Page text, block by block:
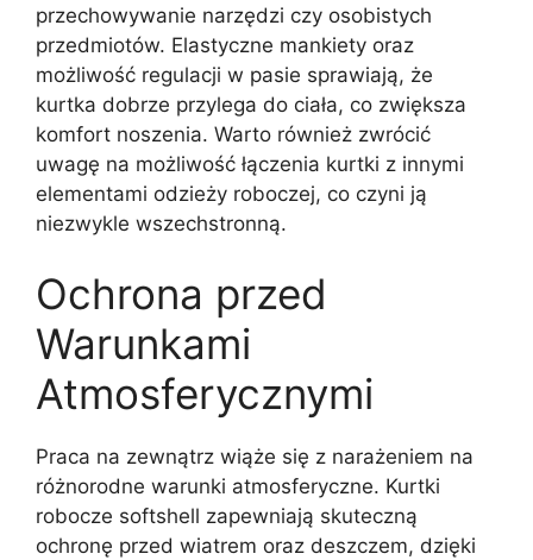
przechowywanie narzędzi czy osobistych
przedmiotów. Elastyczne mankiety oraz
możliwość regulacji w pasie sprawiają, że
kurtka dobrze przylega do ciała, co zwiększa
komfort noszenia. Warto również zwrócić
uwagę na możliwość łączenia kurtki z innymi
elementami odzieży roboczej, co czyni ją
niezwykle wszechstronną.
Ochrona przed
Warunkami
Atmosferycznymi
Praca na zewnątrz wiąże się z narażeniem na
różnorodne warunki atmosferyczne. Kurtki
robocze softshell zapewniają skuteczną
ochronę przed wiatrem oraz deszczem, dzięki